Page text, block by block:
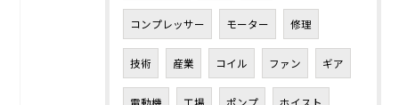
コンプレッサー モーター 修理
技術 産業 コイル ファン ギア
電動機 工場 ポンプ ホイスト